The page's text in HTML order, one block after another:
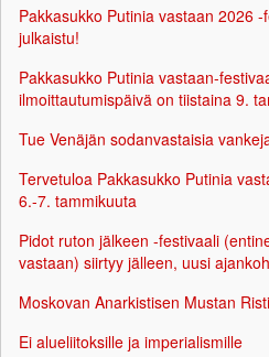
Pakkasukko Putinia vastaan 2026
julkaistu!
Pakkasukko Putinia vastaan-
ilmoittautumispäivä on tiistaina 9.
Tue Venäjän sodanvastaisia
Tervetuloa Pakkasukko Putinia
6.-7. tammikuuta
Pidot ruton jälkeen -festivaali
vastaan) siirtyy jälleen, uusi
Moskovan Anarkistisen Mustan
Ei alueliitoksille ja imperialismille